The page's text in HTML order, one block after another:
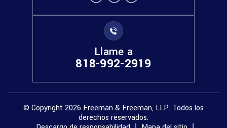
Llame a
818-992-2919
© Copyright 2026 Freeman & Freeman, LLP. Todos los
derechos reservados.